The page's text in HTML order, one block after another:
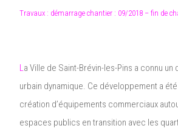
Travaux : démarrage chantier : 09/2018 – fin de
La Ville de Saint-Brévin-les-Pins a connu
urbain dynamique. Ce développement a
création d’équipements commerciaux
espaces publics en transition avec les